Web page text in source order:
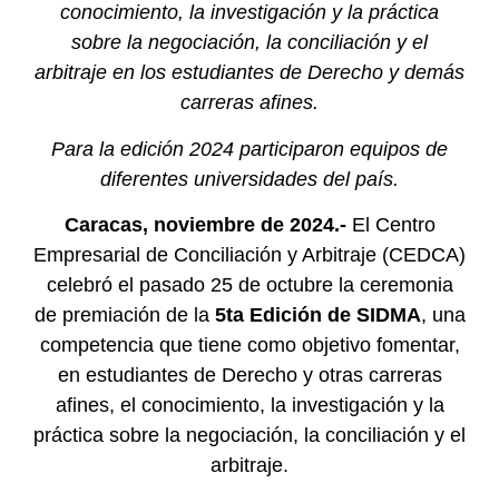
conocimiento, la investigación y la práctica
sobre la negociación, la conciliación y el
arbitraje en los estudiantes de Derecho y demás
carreras afines.
Para la edición 2024 participaron equipos de
diferentes universidades del país.
Caracas, noviembre de 2024.- El Centro
Empresarial de Conciliación y Arbitraje (CEDCA)
celebró el pasado 25 de octubre la ceremonia
de premiación de la 5ta Edición de SIDMA, una
competencia que tiene como objetivo fomentar,
en estudiantes de Derecho y otras carreras
afines, el conocimiento, la investigación y la
práctica sobre la negociación, la conciliación y el
arbitraje.